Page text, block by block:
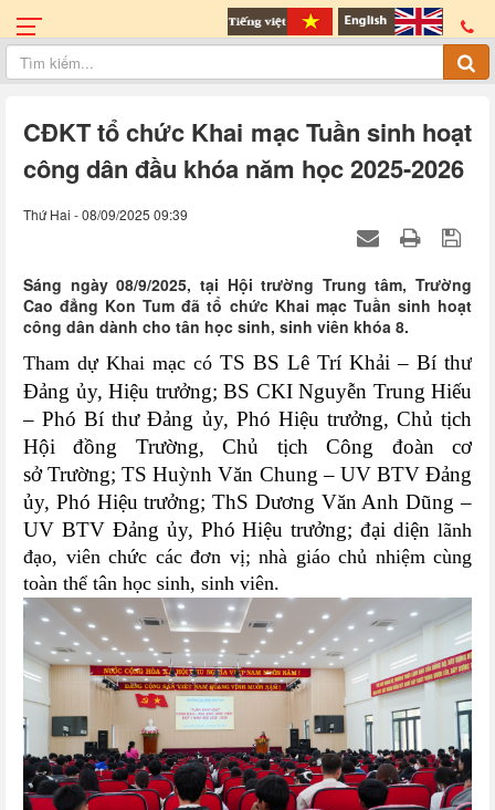
CĐKT tổ chức Khai mạc Tuần sinh hoạt
công dân đầu khóa năm học 2025-2026
Thứ Hai - 08/09/2025 09:39
Sáng ngày 08/9/2025, tại Hội trường Trung tâm, Trường
Cao đẳng Kon Tum đã tổ chức Khai mạc Tuần sinh hoạt
công dân dành cho tân học sinh, sinh viên khóa 8.
Tham dự Khai mạc có TS BS Lê Trí Khải – Bí thư
Đảng ủy, Hiệu trưởng; BS CKI Nguyễn Trung Hiếu
– Phó Bí thư Đảng ủy, Phó Hiệu trưởng, Chủ tịch
Hội đồng Trường, Chủ tịch Công đoàn cơ
sở Trường; TS Huỳnh Văn Chung – UV BTV Đảng
ủy, Phó Hiệu trưởng; ThS Dương Văn Anh Dũng –
UV BTV Đảng ủy, Phó Hiệu trưởng; đại diện lãnh
đạo, viên chức các đơn vị; nhà giáo chủ nhiệmcùng
toàn thể tân học sinh, sinh viên.